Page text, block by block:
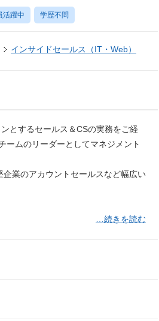
活躍中 学歴不問
インサイドセールス（IT・Web）
とするセールス＆CSの実務をご経
ームのリーダーとしてマネジメント
業のアカウントセールスなど幅広い
…続きを読む